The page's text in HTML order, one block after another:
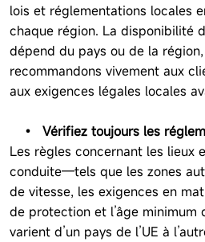
lois et réglementations locales
chaque région. La disponibilité
dépend du pays ou de la
recommandons vivement aux
aux exigences légales locales
• Vérifiez toujours les
Les règles concernant les lieux
conduite—tels que les zones
de vitesse, les exigences en
de protection et l’âge
varient d’un pays de l’UE à